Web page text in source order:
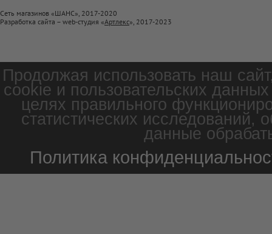
Сеть магазинов «ШАНС», 2017-2020
Разработка сайта – web-студия «Артлекс», 2017-2023
Продолжая использовать наш
cookie и пользовательских
целях правильного
статистических
данные
Политика